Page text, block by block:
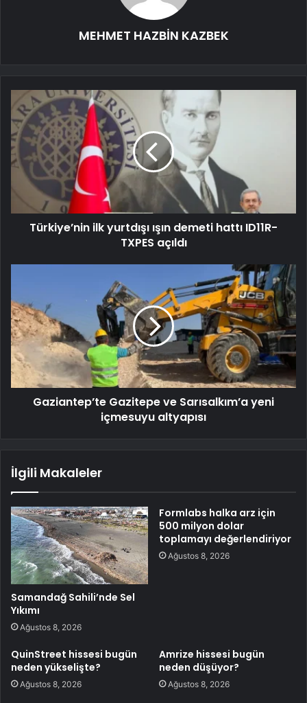
MEHMET HAZBİN KAZBEK
Türkiye’nin ilk yurtdışı ışın demeti hattı ID11R-
TXPES açıldı
Gaziantep’te Gazitepe ve Sarısalkım’a yeni
içmesuyu altyapısı
İlgili Makaleler
Samandağ Sahili’nde Sel
Yıkımı
Ağustos 8, 2026
Formlabs halka arz için
500 milyon dolar
toplamayı değerlendiriyor
Ağustos 8, 2026
QuinStreet hissesi bugün
neden yükselişte?
Ağustos 8, 2026
Amrize hissesi bugün
neden düşüyor?
Ağustos 8, 2026